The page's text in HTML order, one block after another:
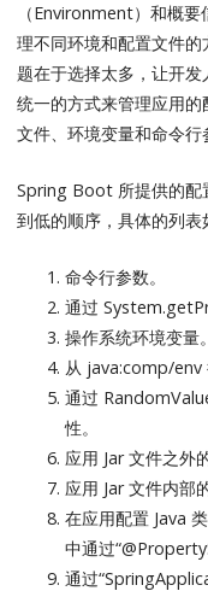
（Environment）和概
理不同环境和配置文件
题在于选择太多，让开
统一的方式来管理应用
文件、环境变量和命令行
Spring Boot 所提供的配
到低的顺序，具体的列表
命令行参数。
通过
操作系统环境变量。
从 java:comp/env
通过
性。
应用 Jar 文件之外
应用 Jar 文件内部
在应用配置 Java
中通过
通过